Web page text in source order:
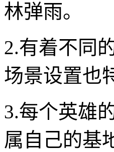
林弹雨。
2.有着不同
场景设置也
3.每个英雄
属自己的基